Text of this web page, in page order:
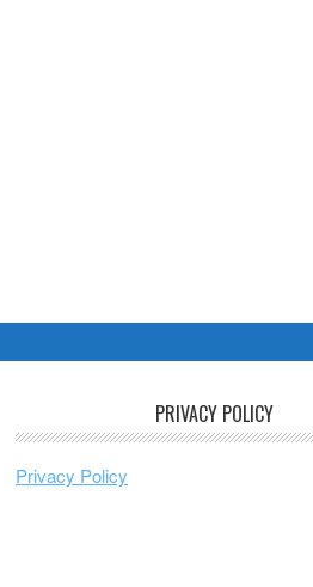
PRIVACY POLICY
Privacy Policy